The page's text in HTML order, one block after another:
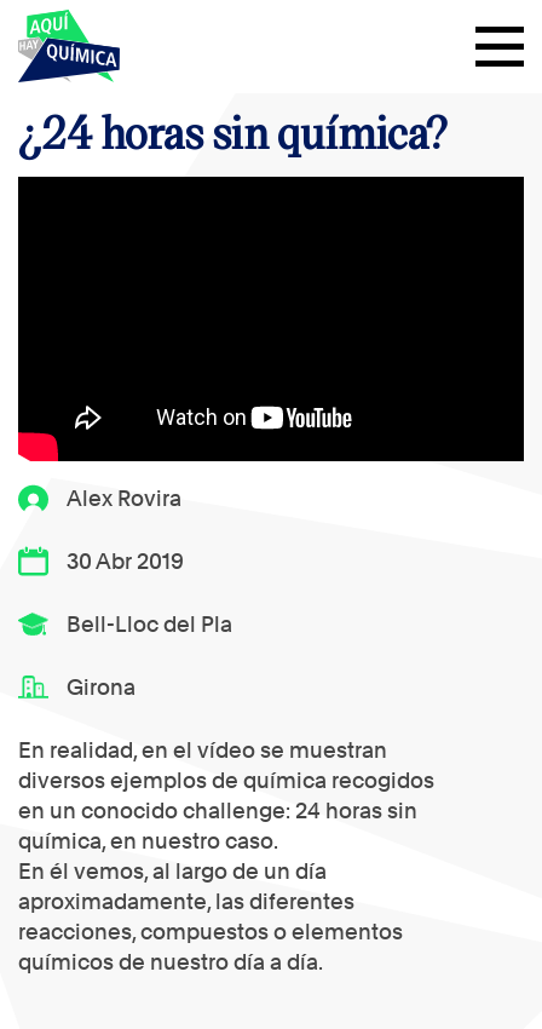
Alex Rovira
30 Abr 2019
Bell-Lloc del Pla
Girona
En realidad, en el vídeo se muestran
diversos ejemplos de química recogidos
en un conocido challenge: 24 horas sin
química, en nuestro caso.
En él vemos, al largo de un día
aproximadamente, las diferentes
reacciones, compuestos o elementos
químicos de nuestro día a día.
¿24 horas sin química?